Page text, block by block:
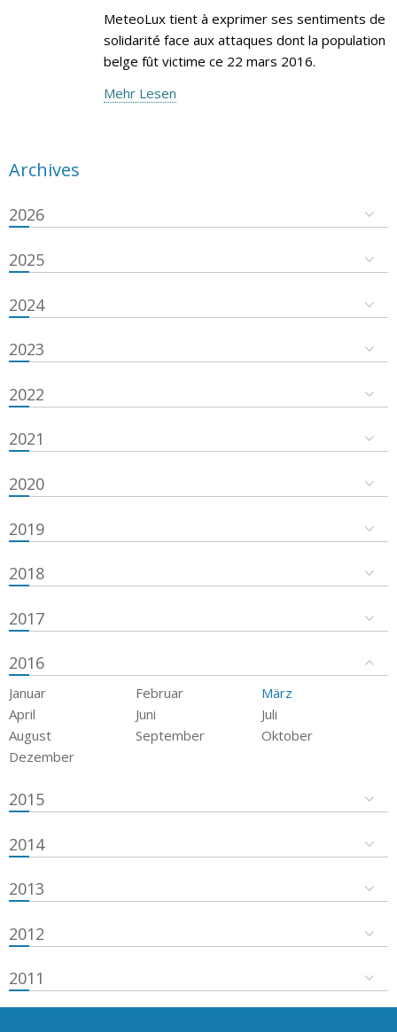
MeteoLux tient à exprimer ses sentiments de
solidarité face aux attaques dont la population
belge fût victime ce 22 mars 2016.
Mehr Lesen
Archives
2026
2025
2024
2023
2022
2021
2020
2019
2018
2017
2016
Januar Februar
März
April
Juni
Juli
August
September
Oktober
Dezember
2015
2014
2013
2012
2011